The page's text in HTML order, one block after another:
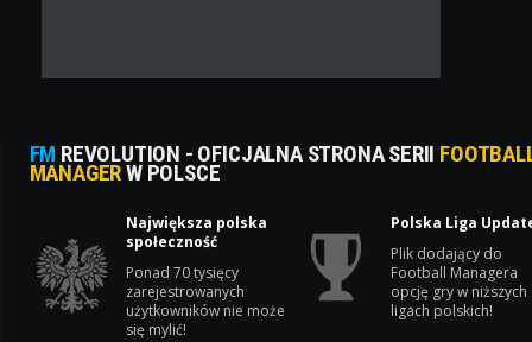
FM REVOLUTION - OFICJALNA STRONA SERII
MANAGERW POLSCE
Największa polska
społeczność
Ponad 70 tysięcy
zarejestrowanych
użytkowników nie może
się mylić!
Polska Liga
Plik dodający do
Football Managera
opcję gry w niższych
ligach polskich!